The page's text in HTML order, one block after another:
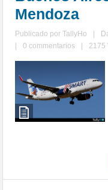
Mendoza
Publicado porTallyHo
0 commentarios 2175